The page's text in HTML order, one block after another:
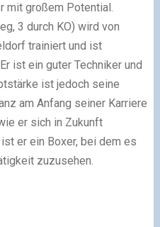
mit großem Potential.
3 durch KO) wird von
trainiert und ist
ist ein guter Techniker und
ist jedoch seine
am Anfang seiner Karriere
er sich in Zukunft
er ein Boxer, bei dem es
zuzusehen.